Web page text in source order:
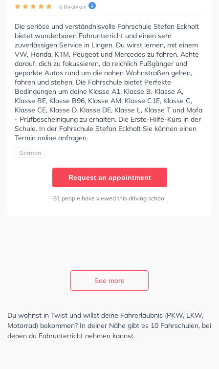
4 Reviews
Die seriöse und verständnisvolle Fahrschule Stefan Eckholt
bietet wunderbaren Fahrunterricht und einen sehr
zuverlässigen Service in Lingen. Du wirst lernen, mit einem
VW, Honda, KTM, Peugeot und Mercedes zu fahren. Achte
darauf, dich zu fokussieren, da reichlich Fußgänger und
geparkte Autos rund um die nahen Wohnstraßen gehen,
fahren und stehen. Die Fahrschule bietet Perfekte
Bedingungen um deine Klasse A1, Klasse B, Klasse A,
Klasse BE, Klasse B96, Klasse AM, Klasse C1E, Klasse C,
Klasse CE, Klasse D, Klasse DE, Klasse L, Klasse T und Mofa
- Prüfbescheinigung zu erhalten. Die Erste-Hilfe-Kurs in der
Schule. In der Fahrschule Stefan Eckholt Sie können einen
Termin online anfragen.
German
Request an appointment
61 people have viewed this driving school
See more
Du wohnst in Twist und willst deine Fahrerlaubnis (PKW, LKW,
Motorrad) bekommen? In deiner Nähe gibt es 10 Fahrschulen, bei
denen du Fahrunterricht nehmen kannst.